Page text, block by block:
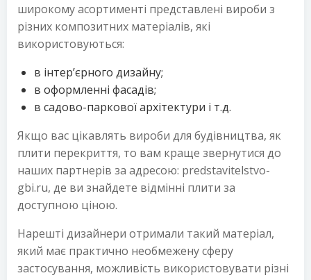
широкому асортименті представлені вироби з
різних композитних матеріалів, які
використовуються:
в інтер’єрного дизайну;
в оформленні фасадів;
в садово-паркової архітектури і т.д.
Якщо вас цікавлять вироби для будівництва, як
плити перекриття, то вам краще звернутися до
наших партнерів за адресою: predstavitelstvo-
gbi.ru, де ви знайдете відмінні плити за
доступною ціною.
Нарешті дизайнери отримали такий матеріал,
який має практично необмежену сферу
застосування, можливість використовувати різні